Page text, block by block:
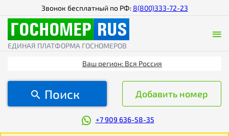
Звонок бесплатный по РФ: 8(800)333-72-23
ЕДИНАЯ ПЛАТФОРМА ГОСНОМЕРОВ
Ваш регион: Вся Россия
Поиск Добавить номер
+7 909 636-58-35